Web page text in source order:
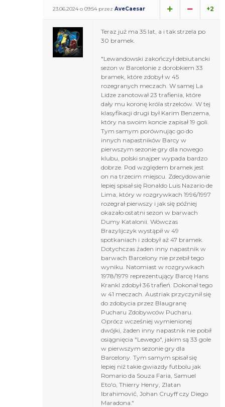
23.06.2024 o 09:54 przez AveCaesar +2
Teraz już ma 35 lat, a i tak strzela po
30 bramek.
"Lewandowski zakończył debiutancki
sezon w Barcelonie z dorobkiem 33
bramek, które zdobył w 45
rozegranych meczach. W samej La
Lidze zanotował 23 trafienia, które
dały mu koronę króla strzelców. W tej
klasyfikacji drugi był Karim Benzema,
który na swoim koncie zapisał 19 goli.
Tym samym porównując go do
innych napastników Barcy w
pierwszym sezonie gry dla nowego
klubu, polski snajper wypada bardzo
dobrze. Pod względem bramek jest
on na trzecim miejscu. Zdecydowanie
lepiej spisał się Ronaldo Luis Nazario de
Lima, który w rozgrywkach 1996/1997
rozegrał pierwszy i jak się później
okazało ostatni sezon w barwach
Dumy Katalonii. Wówczas
Brazylijczyk wystąpił w 49
spotkaniach i zdobył aż 47 bramek.
Dotychczas żaden inny napastnik w
barwach Barcelony nie przebił tego
wyniku. Natomiast w rozgrywkach
1978/1979 reprezentujący Barcę Hans
Krankl zdobył 36 trafień. Dokonał tego
w 41 meczach. Austriak przyczynił się
do zdobycia przez Blaugranę
Pucharu Zdobywców Pucharu.
Oprócz wcześniej wymienionej
dwójki, żaden inny napastnik nie pobił
osiągnięcia "Lewego", jakim są 33 gole
w pierwszym sezonie gry dla
Barcelony. Tym samym spisał się
lepiej niż takie gwiazdy futbolu jak
Romario da Souza Faria, Samuel
Eto'o, Thierry Henry, Zlatan
Ibrahimović, Johan Cruyff czy Diego
Maradona."